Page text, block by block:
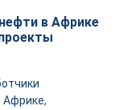
в Африке
Африке,